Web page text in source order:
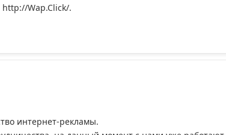
Wap.Click/.
интернет-рекламы.